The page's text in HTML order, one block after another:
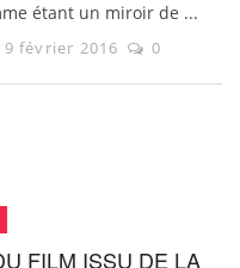
étant un miroir de ...
février 2016 0
FILM ISSU DE LA